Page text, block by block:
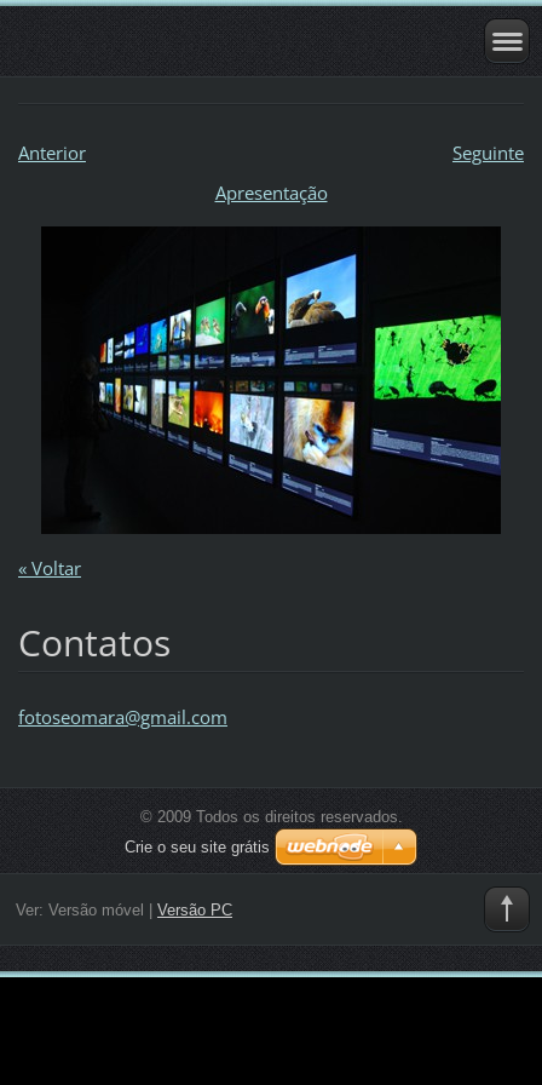
Anterior
Seguinte
Apresentação
« Voltar
Contatos
fotoseomara@gmail.com
© 2009 Todos os direitos reservados.
Crie o seu site grátis
Ver: Versão móvel Versão PC